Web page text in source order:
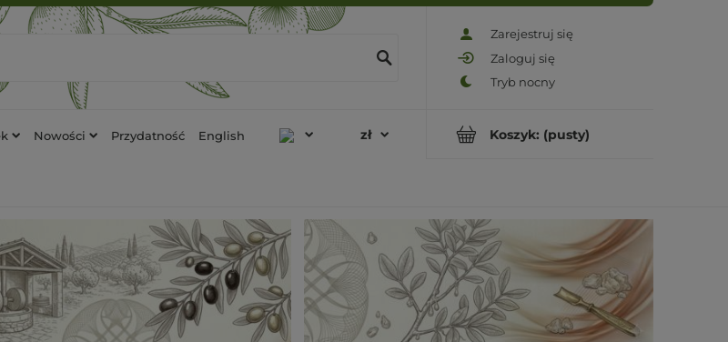
Zarejestruj się
Zaloguj się
Koszyk: (pusty)
Nowości Przydatność English